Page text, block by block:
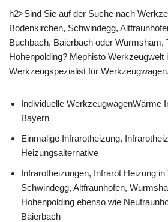
h2>Sind Sie auf der Suche nach
Bodenkirchen, Schwindegg,
Buchbach, Baierbach oder Wurmsham,
Hohenpolding? Mephisto Werkzeugwelt
Werkzeugspezialist für Werkzeugwagen.
Individuelle WerkzeugwagenWärme
Bayern
Einmalige Infrarotheizung,
Heizungsalternative
Infrarotheizungen, Infrarot Heizung
Schwindegg, Altfraunhofen,
Hohenpolding ebenso wie
Baierbach